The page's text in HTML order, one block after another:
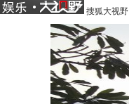
搜狐大视野